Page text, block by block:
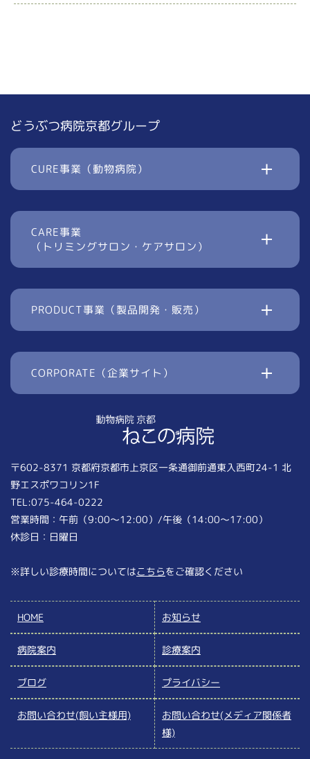
どうぶつ病院京都グループ
CURE事業（動物病院）
CARE事業
（トリミングサロン・ケアサロン）
PRODUCT事業（製品開発・販売）
CORPORATE（企業サイト）
〒602-8371 京都府京都市上京区一条通御前通東入西町24-1 北
野エスポワコリン1F
TEL:075-464-0222
営業時間：午前（9:00〜12:00）/午後（14:00〜17:00）
休診日：日曜日
※詳しい診療時間についてはこちらをご確認ください
HOME お知らせ
病院案内 診療案内
ブログ プライバシー
お問い合わせ(飼い主様用) お問い合わせ(メディア関係者
様)